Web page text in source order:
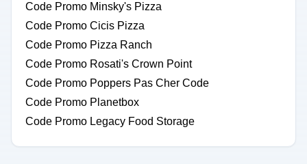
Code Promo Minsky's Pizza
Code Promo Cicis Pizza
Code Promo Pizza Ranch
Code Promo Rosati's Crown Point
Code Promo Poppers Pas Cher Code
Code Promo Planetbox
Code Promo Legacy Food Storage